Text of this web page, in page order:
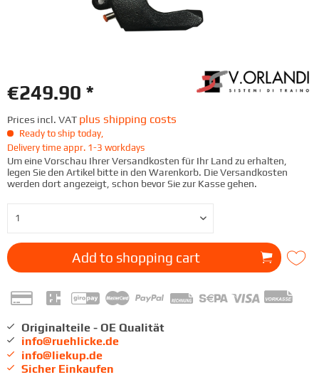
€249.90 *
Prices incl. VAT plus shipping costs
Ready to ship today,
Delivery time appr. 1-3 workdays
Um eine Vorschau Ihrer Versandkosten für Ihr Land zu erhalten,
legen Sie den Artikel bitte in den Warenkorb. Die Versandkosten
werden dort angezeigt, schon bevor Sie zur Kasse gehen.
Add to shopping cart
Originalteile - OE Qualität
info@ruehlicke.de
info@liekup.de
Sicher Einkaufen